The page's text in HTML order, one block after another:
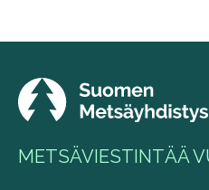
METSÄVIESTINTÄÄ